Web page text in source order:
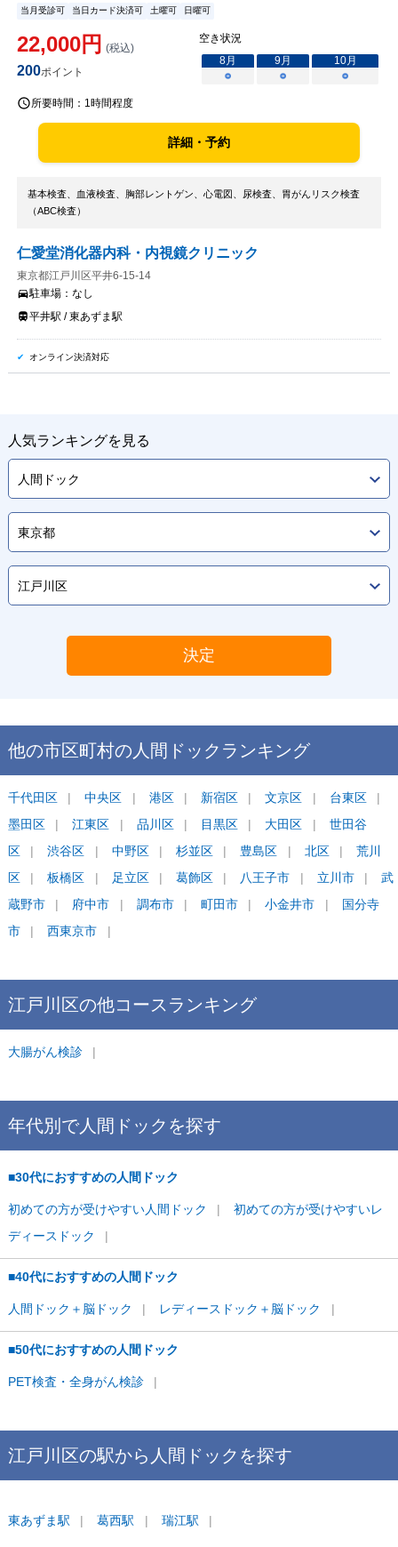
当月受診可 当日カード決済可 土曜可 日曜可
22,000円 (税込)
200ポイント
空き状況
8月 9月 10月
○
○ ○
所要時間： 1時間程度
詳細・予約
基本検査、血液検査、胸部レントゲン、心電図、尿検査、胃がんリスク検査
（ABC検査）
仁愛堂消化器内科・内視鏡クリニック
東京都江戸川区平井6-15-14
駐車場： なし
平井駅 / 東あずま駅
オンライン決済対応
人気ランキングを見る
決定
他の市区町村の人間ドック ランキング
千代田区 中央区 港区 新宿区 文京区
台東区
墨田区
江東区 品川区 目黒区 大田区
世田谷
区
渋谷区 中野区 杉並区 豊島区 北区
荒川
区
板橋区 足立区 葛飾区 八王子市 立川市
武
蔵野市
府中市 調布市 町田市 小金井市
国分寺
市
西東京市
江戸川区の他コースランキング
大腸がん検診
年代別で人間ドックを探す
■30代におすすめの人間ドック
初めての方が受けやすい人間ドック
初めての方が受けやすいレ
ディースドック
■40代におすすめの人間ドック
人間ドック＋脳ドック レディースドック＋脳ドック
■50代におすすめの人間ドック
PET検査・全身がん検診
江戸川区の駅から 人間ドックを探す
東あずま駅 葛西駅 瑞江駅